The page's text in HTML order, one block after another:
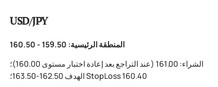
USD/JPY
المنطقة الرئيسية: 159.50 - 160.50
الشراء: 161.00 (عند التراجع بعد إعادة اختبار مستوى 160.00)؛
الهدف 162.50-163.50؛ StopLoss 160.40